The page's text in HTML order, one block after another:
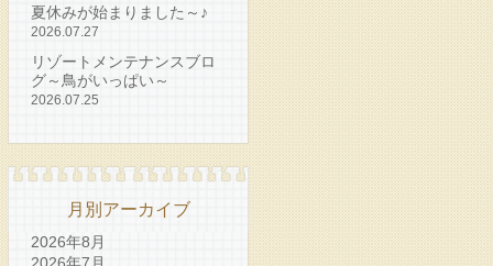
夏休みが始まりました～♪
2026.07.27
リゾートメンテナンスブロ
グ～鳥がいっぱい～
2026.07.25
月別アーカイブ
2026年8月